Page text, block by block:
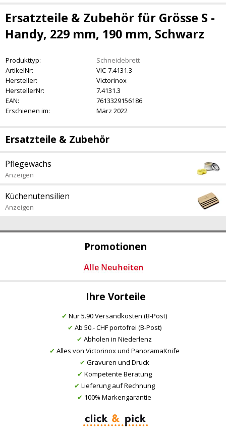
Promotionen
Ihre Vorteile
✔ Nur 5.90 Versandkosten (B-Post)
✔ Ab 50.- CHF portofrei (B-Post)
✔ Abholen in Niederlenz
✔ Alles von Victorinox und PanoramaKnife
✔ Gravuren und Druck
✔ Kompetente Beratung
✔ Lieferung auf Rechnung
✔ 100% Markengarantie
Ersatzteile & Zubehör für Grösse S -
Handy, 229 mm, 190 mm, Schwarz
Produkttyp:
Schneidebrett
ArtikelNr:
VIC-7.4131.3
Hersteller:
Victorinox
HerstellerNr:
7.4131.3
EAN:
7613329156186
Erschienen im:
März 2022
Ersatzteile & Zubehör
Pflegewachs
Anzeigen
Küchenutensilien
Anzeigen